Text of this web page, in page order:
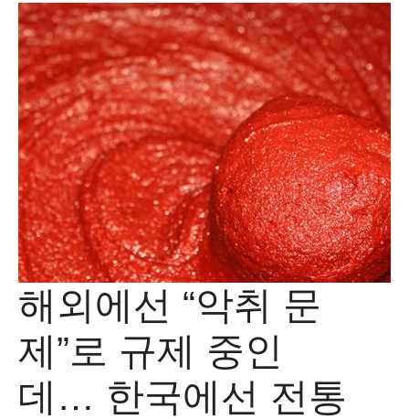
해외에선 “악취 문
제”로 규제 중인
데… 한국에선 전통